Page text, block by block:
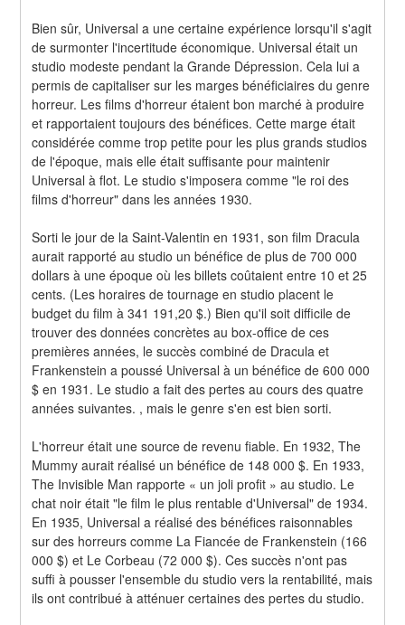
Bien sûr, Universal a une certaine expérience lorsqu'il s'agit
de surmonter l'incertitude économique. Universal était un
studio modeste pendant la Grande Dépression. Cela lui a
permis de capitaliser sur les marges bénéficiaires du genre
horreur. Les films d'horreur étaient bon marché à produire
et rapportaient toujours des bénéfices. Cette marge était
considérée comme trop petite pour les plus grands studios
de l'époque, mais elle était suffisante pour maintenir
Universal à flot. Le studio s'imposera comme "le roi des
films d'horreur" dans les années 1930.
Sorti le jour de la Saint-Valentin en 1931, son film Dracula
aurait rapporté au studio un bénéfice de plus de 700 000
dollars à une époque où les billets coûtaient entre 10 et 25
cents. (Les horaires de tournage en studio placent le
budget du film à 341 191,20 $.) Bien qu'il soit difficile de
trouver des données concrètes au box-office de ces
premières années, le succès combiné de Dracula et
Frankenstein a poussé Universal à un bénéfice de 600 000
$ en 1931. Le studio a fait des pertes au cours des quatre
années suivantes. , mais le genre s'en est bien sorti.
L'horreur était une source de revenu fiable. En 1932, The
Mummy aurait réalisé un bénéfice de 148 000 $. En 1933,
The Invisible Man rapporte « un joli profit » au studio. Le
chat noir était "le film le plus rentable d'Universal" de 1934.
En 1935, Universal a réalisé des bénéfices raisonnables
sur des horreurs comme La Fiancée de Frankenstein (166
000 $) et Le Corbeau (72 000 $). Ces succès n'ont pas
suffi à pousser l'ensemble du studio vers la rentabilité, mais
ils ont contribué à atténuer certaines des pertes du studio.